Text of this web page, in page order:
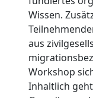
Wissen.
aus
Workshop
Inhaltlich